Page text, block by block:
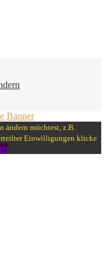
Banner
ändern möchtest, z.B.
Einwilligungen klicke